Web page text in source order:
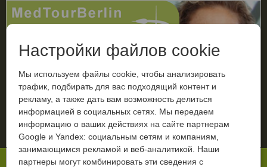
МЕНЮ
Ваш диагноз
Вы тут: Старт Дополнительно Блог
Настройки файлов cookie
Мы используем файлы cookie, чтобы анализировать
трафик, подбирать для вас подходящий контент и
рекламу, а также дать вам возможность делиться
информацией в социальных сетях. Мы передаем
информацию о ваших действиях на сайте партнерам
Google и Yandex: социальным сетям и компаниям,
занимающимся рекламой и веб-аналитикой. Наши
партнеры могут комбинировать эти сведения с